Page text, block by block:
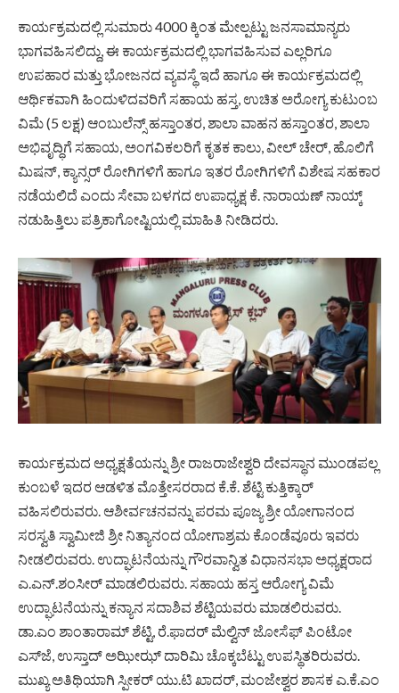
ಕಾರ್ಯಕ್ರಮದಲ್ಲಿ ಸುಮಾರು 4000 ಕ್ಕಿಂತ ಮೇಲ್ಪಟ್ಟು ಜನಸಾಮಾನ್ಯರು
ಭಾಗವಹಿಸಲಿದ್ದು, ಈ ಕಾರ್ಯಕ್ರಮದಲ್ಲಿ ಭಾಗವಹಿಸುವ ಎಲ್ಲರಿಗೂ
ಉಪಹಾರ ಮತ್ತು ಭೋಜನದ ವ್ಯವಸ್ಥೆ ಇದೆ ಹಾಗೂ ಈ ಕಾರ್ಯಕ್ರಮದಲ್ಲಿ
ಆರ್ಥಿಕವಾಗಿ ಹಿಂದುಳಿದವರಿಗೆ ಸಹಾಯ ಹಸ್ತ, ಉಚಿತ ಅರೋಗ್ಯ ಕುಟುಂಬ
ವಿಮೆ (5 ಲಕ್ಷ) ಆಂಬುಲೆನ್ಸ್ ಹಸ್ತಾಂತರ, ಶಾಲಾ ವಾಹನ ಹಸ್ತಾಂತರ, ಶಾಲಾ
ಅಭಿವೃದ್ಧಿಗೆ ಸಹಾಯ, ಅಂಗವಿಕಲರಿಗೆ ಕೃತಕ ಕಾಲು, ವೀಲ್‌ ಚೇರ್, ಹೊಲಿಗೆ
ಮಿಷನ್, ಕ್ಯಾನ್ಸ‌ರ್ ರೋಗಿಗಳಿಗೆ ಹಾಗೂ ಇತರ ರೋಗಿಗಳಿಗೆ ವಿಶೇಷ ಸಹಕಾರ
ನಡೆಯಲಿದೆ ಎಂದು ಸೇವಾ ಬಳಗದ ಉಪಾಧ್ಯಕ್ಷ ಕೆ. ನಾರಾಯಣ್ ನಾಯ್ಕ್
ನಡುಹಿತ್ತಿಲು ಪತ್ರಿಕಾಗೋಷ್ಟಿಯಲ್ಲಿ ಮಾಹಿತಿ ನೀಡಿದರು.
ಕಾರ್ಯಕ್ರಮದ ಅಧ್ಯಕ್ಷತೆಯನ್ನು ಶ್ರೀ ರಾಜರಾಜೇಶ್ವರಿ ದೇವಸ್ಥಾನ ಮುಂಡಪಲ್ಲ
ಕುಂಬಳೆ ಇದರ ಆಡಳಿತ ಮೊತ್ತೇಸರರಾದ ಕೆ.ಕೆ. ಶೆಟ್ಟಿ ಕುತ್ತಿಕ್ಕಾರ್
ವಹಿಸಲಿರುವರು. ಆಶೀರ್ವಚನವನ್ನು ಪರಮ ಪೂಜ್ಯ ಶ್ರೀ ಯೋಗಾನಂದ
ಸರಸ್ವತಿ ಸ್ವಾಮೀಜಿ ಶ್ರೀ ನಿತ್ಯಾನಂದ ಯೋಗಾಶ್ರಮ ಕೊಂಡೆವೂರು ಇವರು
ನೀಡಲಿರುವರು. ಉದ್ಘಾಟನೆಯನ್ನು ಗೌರವಾನ್ವಿತ ವಿಧಾನಸಭಾ ಅಧ್ಯಕ್ಷರಾದ
ಎ.ಎನ್.ಶಂಸೀರ್ ಮಾಡಲಿರುವರು. ಸಹಾಯ ಹಸ್ತ ಆರೋಗ್ಯ ವಿಮೆ
ಉದ್ಘಾಟನೆಯನ್ನು ಕನ್ಯಾನ ಸದಾಶಿವ ಶೆಟ್ಟಿಯವರು ಮಾಡಲಿರುವರು.
ಡಾ.ಎಂ ಶಾಂತಾರಾಮ್ ಶೆಟ್ಟಿ, ರೆ.ಫಾದರ್ ಮೆಲ್ವಿನ್ ಜೋಸೆಫ್ ಪಿಂಟೋ
ಎಸ್‌ಜೆ, ಉಸ್ತಾದ್ ಅಝೀಝ್ ದಾರಿಮಿ ಚೊಕ್ಕಬೆಟ್ಟು ಉಪಸ್ಥಿತರಿರುವರು.
ಮುಖ್ಯ ಅತಿಥಿಯಾಗಿ ಸ್ಪೀಕರ್ ಯು.ಟಿ ಖಾದರ್, ಮಂಜೇಶ್ವರ ಶಾಸಕ ಎ.ಕೆ.ಎಂ